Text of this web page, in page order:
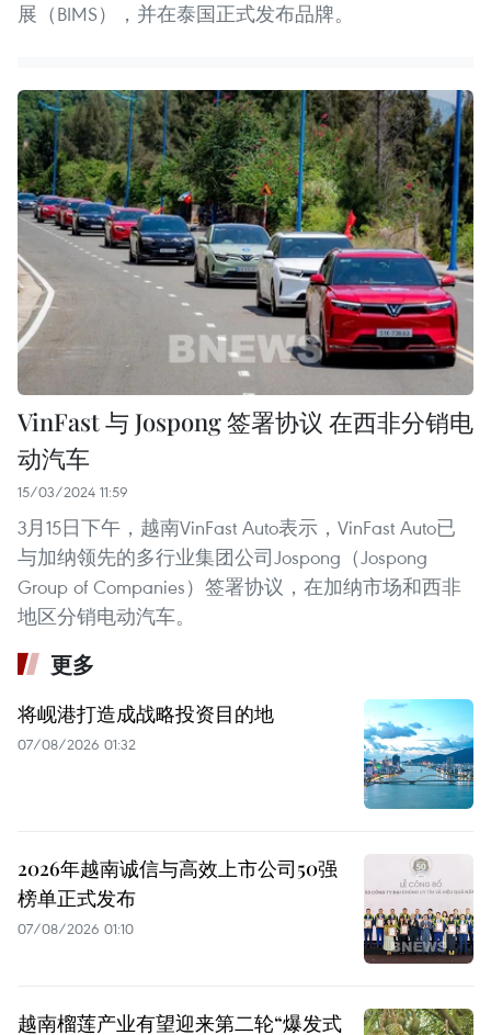
展（BIMS），并在泰国正式发布品牌。
VinFast 与 Jospong 签署协议 在西非分销电
动汽车
15/03/2024 11:59
3月15日下午，越南VinFast Auto表示，VinFast Auto已
与加纳领先的多行业集团公司Jospong（Jospong
Group of Companies）签署协议，在加纳市场和西非
地区分销电动汽车。
更多
将岘港打造成战略投资目的地
07/08/2026 01:32
2026年越南诚信与高效上市公司50强
榜单正式发布
07/08/2026 01:10
越南榴莲产业有望迎来第二轮“爆发式